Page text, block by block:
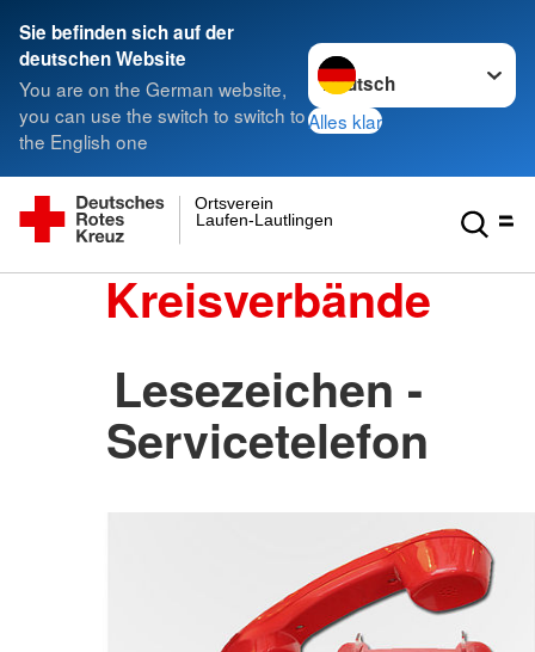
Sie befinden sich auf der
deutschen Website
You are on the German website,
you can use the switch to switch to
the English one
Sprache wechseln zu
Alles klar
Laufen-Lautlingen
Ortsverein
Kreisverbände
Lesezeichen -
Servicetelefon